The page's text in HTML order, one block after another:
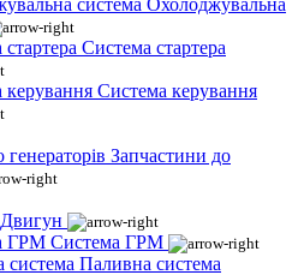
Охолоджувальна
Система стартера
Система керування
Запчастини до
Двигун
Система ГРМ
Паливна система